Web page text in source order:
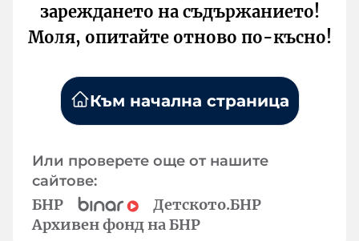
зареждането на съдържанието!
Моля, опитайте отново по-късно!
Към начална страница
Или проверете още от нашите
сайтове:
БНР
Детското.БНР
Архивен фонд на БНР